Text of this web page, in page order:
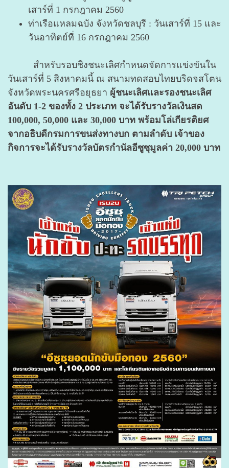
เสาร์ที่ 1 กรกฎาคม 2560
ท่าเรือแหลมฉบัง จังหวัดชลบุรี : วันเสาร์ที่ 15 และ
วันอาทิตย์ที่ 16 กรกฎาคม 2560
สำหรับรอบชิงชนะเลิศกำหนดจัดการแข่งขันใน
วันเสาร์ที่ 5 สิงหาคมนี้ ณ สนามทดสอบไทยบริดจสโตน
จังหวัดพระนครศรีอยุธยา ผู้ชนะเลิศและรองชนะเลิศ
อันดับ 1-2 ของทั้ง 2 ประเภท จะได้รับรางวัลเงินสด
100,000, 50,000 และ 30,000 บาท พร้อมโล่เกียรติยศ
จากอธิบดีกรมการขนส่งทางบก ตามลำดับ เจ้าของ
กิจการจะได้รับรางวัลบัตรกำนัลอีซูซุมูลค่า 20,000 บาท